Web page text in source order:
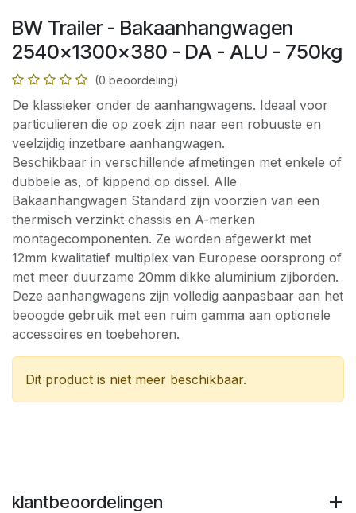
BW Trailer - Bakaanhangwagen
2540x1300x380 - DA - ALU - 750kg
(0 beoordeling)
De klassieker onder de aanhangwagens. Ideaal voor
particulieren die op zoek zijn naar een robuuste en
veelzijdig inzetbare aanhangwagen.
Beschikbaar in verschillende afmetingen met enkele of
dubbele as, of kippend op dissel. Alle
Bakaanhangwagen Standard zijn voorzien van een
thermisch verzinkt chassis en A-merken
montagecomponenten. Ze worden afgewerkt met
12mm kwalitatief multiplex van Europese oorsprong of
met meer duurzame 20mm dikke aluminium zijborden.
Deze aanhangwagens zijn volledig aanpasbaar aan het
beoogde gebruik met een ruim gamma aan optionele
accessoires en toebehoren.
Dit product is niet meer beschikbaar.
klantbeoordelingen